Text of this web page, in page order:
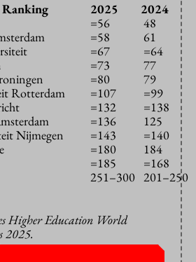
2025
2024
=56
48
=58
61
=67
=64
=73
77
=80
79
Rotterdam
=107
=99
=132
=138
=136
125
Nijmegen
=143
=140
=180
184
=185
=168
251–300 201–250
Higher Education World
2025.
groen staat voor stijging.